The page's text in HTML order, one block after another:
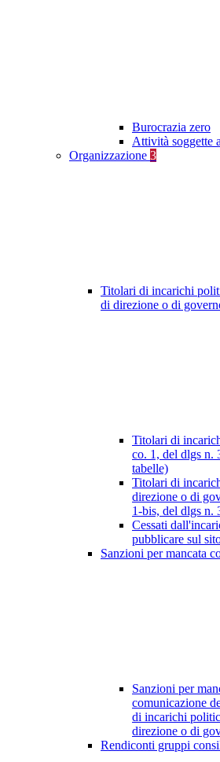
Burocrazia zero
Attività soggette
Organizzazione 3
Titolari di incarichi
di direzione o di
Titolari di
co. 1, del dlgs n.
tabelle)
Titolari di
direzione o di
1-bis, del dlgs n.
Cessati
pubblicare sul
Sanzioni per mancata
Sanzioni per
comunicazione
di incarichi
direzione o di
Rendiconti gruppi